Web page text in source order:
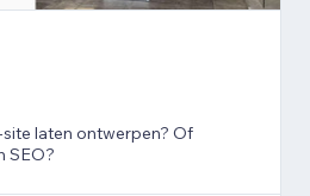
laten ontwerpen? Of
SEO?